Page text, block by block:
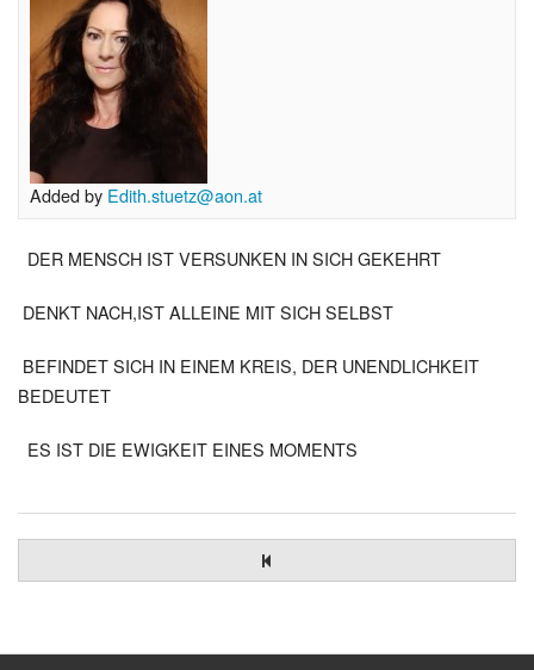
Added by Edith.stuetz@aon.at
DER MENSCH IST VERSUNKEN IN SICH GEKEHRT
DENKT NACH,IST ALLEINE MIT SICH SELBST
BEFINDET SICH IN EINEM KREIS, DER UNENDLICHKEIT
BEDEUTET
ES IST DIE EWIGKEIT EINES MOMENTS